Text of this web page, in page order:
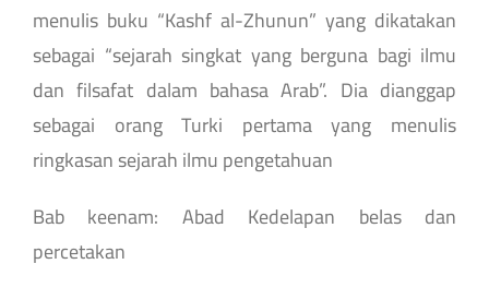
menulis buku “Kashf al-Zhunun” yang dikatakan
sebagai “sejarah singkat yang berguna bagi ilmu
dan filsafat dalam bahasa Arab”. Dia dianggap
sebagai orang Turki pertama yang menulis
ringkasan sejarah ilmu pengetahuan
Bab keenam: Abad Kedelapan belas dan
percetakan